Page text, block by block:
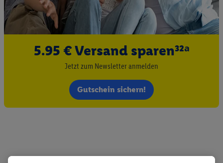
5.95 € Versand sparen³²ᵃ
Jetzt zum Newsletter anmelden
Gutschein sichern!